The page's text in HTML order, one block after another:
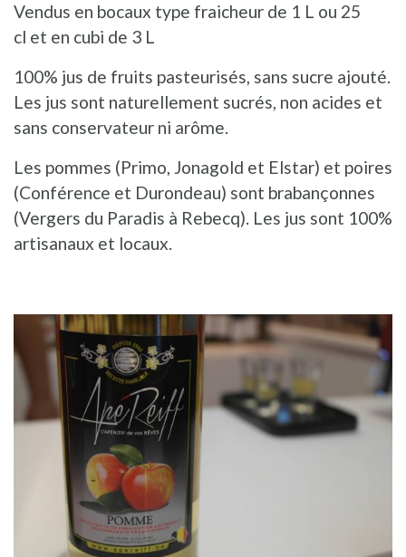
Vendus en bocaux type fraicheur de 1 L ou 25
cl et en cubi de 3 L
100% jus de fruits pasteurisés, sans sucre ajouté.
Les jus sont naturellement sucrés, non acides et
sans conservateur ni arôme.
Les pommes (Primo, Jonagold et Elstar) et poires
(Conférence et Durondeau) sont brabançonnes
(Vergers du Paradis à Rebecq). Les jus sont 100%
artisanaux et locaux.
ILLUSTRATION
PRINCIPALE